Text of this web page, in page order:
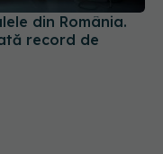
din România.
record de